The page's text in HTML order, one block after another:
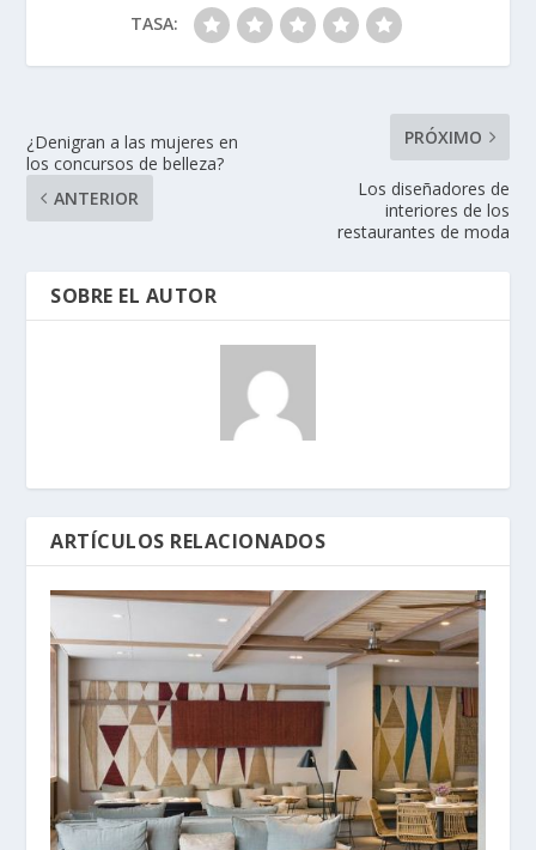
TASA:
¿Denigran a las mujeres en
los concursos de belleza?
ANTERIOR
PRÓXIMO
Los diseñadores de
interiores de los
restaurantes de moda
SOBRE EL AUTOR
ARTÍCULOS RELACIONADOS